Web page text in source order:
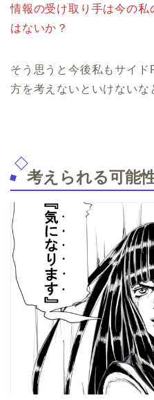
情報の受け取り手は今の
はないか？
そう思うと今後私もサイ
方を考えないといけないな
考えられる可能